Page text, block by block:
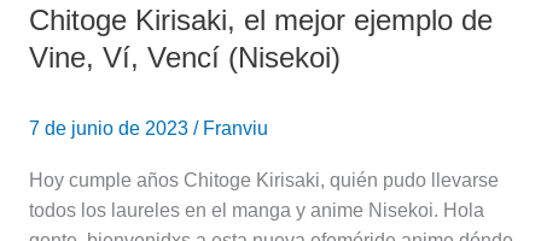
Chitoge Kirisaki, el mejor ejemplo de
Vine, Ví, Vencí (Nisekoi)
7 de junio de 2023 / Franviu
Hoy cumple años Chitoge Kirisaki, quién pudo llevarse
todos los laureles en el manga y anime Nisekoi. Hola